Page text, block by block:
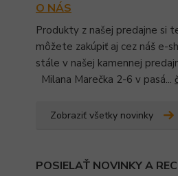
O NÁS
Produkty z našej predajne si
môžete zakúpiť aj cez náš e-
stále v našej kamennej
Milana Marečka 2-6 v pasá...
Zobraziť všetky novinky
POSIELAŤ NOVINKY A